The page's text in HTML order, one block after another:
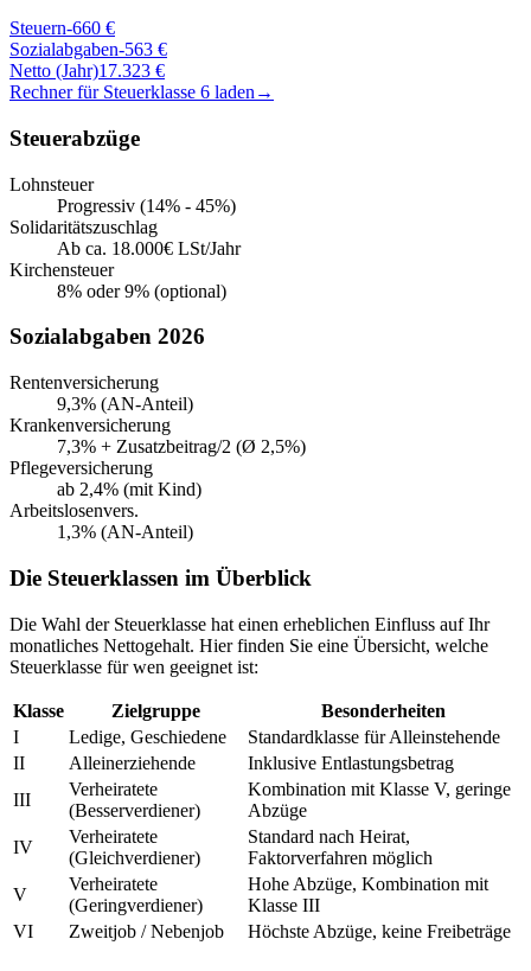
Steuern-660 €
Sozialabgaben-563 €
Netto (Jahr)17.323 €
Rechner für Steuerklasse 6 laden →
Steuerabzüge
Lohnsteuer
Progressiv (14% - 45%)
Solidaritätszuschlag
Ab ca. 18.000€ LSt/Jahr
Kirchensteuer
8% oder 9% (optional)
Sozialabgaben 2026
Rentenversicherung
9,3% (AN-Anteil)
Krankenversicherung
7,3% + Zusatzbeitrag/2 (Ø 2,5%)
Pflegeversicherung
ab 2,4% (mit Kind)
Arbeitslosenvers.
1,3% (AN-Anteil)
Die Steuerklassen im Überblick
Die Wahl der Steuerklasse hat einen erheblichen Einfluss auf Ihr
monatliches Nettogehalt. Hier finden Sie eine Übersicht, welche
Steuerklasse für wen geeignet ist:
Klasse Zielgruppe
Besonderheiten
I
Ledige, Geschiedene
Standardklasse für Alleinstehende
II
Alleinerziehende
Inklusive Entlastungsbetrag
III
Verheiratete
(Besserverdiener)
Kombination mit Klasse V, geringe
Abzüge
IV
Verheiratete
(Gleichverdiener)
Standard nach Heirat,
Faktorverfahren möglich
V
Verheiratete
(Geringverdiener)
Hohe Abzüge, Kombination mit
Klasse III
VI
Zweitjob / Nebenjob Höchste Abzüge, keine Freibeträge